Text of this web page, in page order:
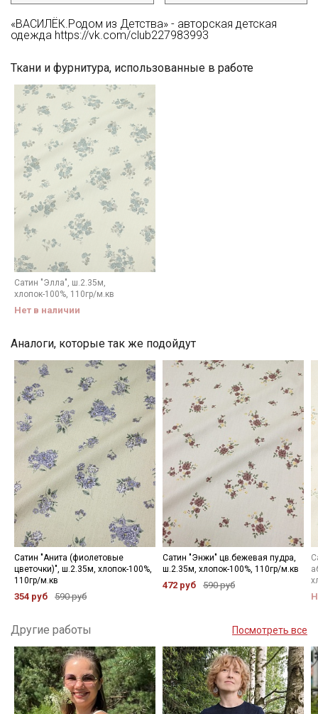
«ВАСИЛЁК.Родом из Детства» - авторская детская
одежда https://vk.com/club227983993
Ткани и фурнитура, использованные в работе
Сатин "Элла", ш.2.35м,
хлопок-100%, 110гр/м.кв
Нет в наличии
Аналоги, которые так же подойдут
Сатин "Анита (фиолетовые
цветочки)", ш.2.35м, хлопок-100%,
110гр/м.кв
354 руб 590 руб
Сатин "Энжи" цв.бежевая пудра,
ш.2.35м, хлопок-100%, 110гр/м.кв
472 руб 590 руб
Другие работы Посмотреть все
Секретная рассылка от Купава
Мы публикуем здесь дополнительные
промокоды и скидки до 30% на узкие
Электронная почта
Подписаться
Ознакомлен(а) сПолитикой обработки персональных
данных
и даю
Согласие на обработку персональных
данных
Даю
Согласие на получение рекламных и
информационных рассылок